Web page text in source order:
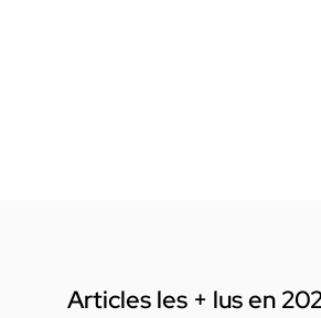
Articles les + lus en